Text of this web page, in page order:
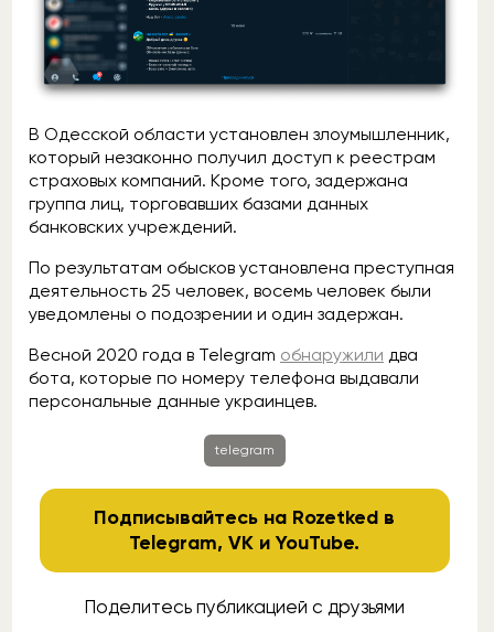
В Одесской области установлен злоумышленник,
который незаконно получил доступ к реестрам
страховых компаний. Кроме того, задержана
группа лиц, торговавших базами данных
банковских учреждений.
По результатам обысков установлена преступная
деятельность 25 человек, восемь человек были
уведомлены о подозрении и один задержан.
Весной 2020 года в Telegram обнаружили два
бота, которые по номеру телефона выдавали
персональные данные украинцев.
telegram
Подписывайтесь на Rozetked в
Telegram,VK иYouTube.
Поделитесь публикацией с друзьями